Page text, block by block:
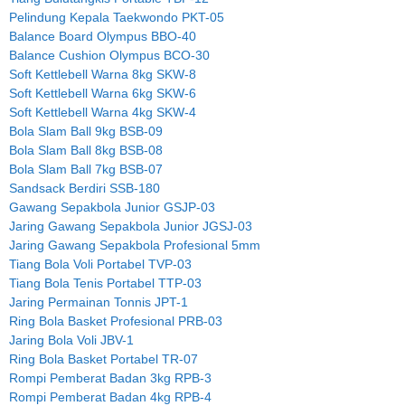
Pelindung Kepala Taekwondo PKT-05
Balance Board Olympus BBO-40
Balance Cushion Olympus BCO-30
Soft Kettlebell Warna 8kg SKW-8
Soft Kettlebell Warna 6kg SKW-6
Soft Kettlebell Warna 4kg SKW-4
Bola Slam Ball 9kg BSB-09
Bola Slam Ball 8kg BSB-08
Bola Slam Ball 7kg BSB-07
Sandsack Berdiri SSB-180
Gawang Sepakbola Junior GSJP-03
Jaring Gawang Sepakbola Junior JGSJ-03
Jaring Gawang Sepakbola Profesional 5mm
Tiang Bola Voli Portabel TVP-03
Tiang Bola Tenis Portabel TTP-03
Jaring Permainan Tonnis JPT-1
Ring Bola Basket Profesional PRB-03
Jaring Bola Voli JBV-1
Ring Bola Basket Portabel TR-07
Rompi Pemberat Badan 3kg RPB-3
Rompi Pemberat Badan 4kg RPB-4